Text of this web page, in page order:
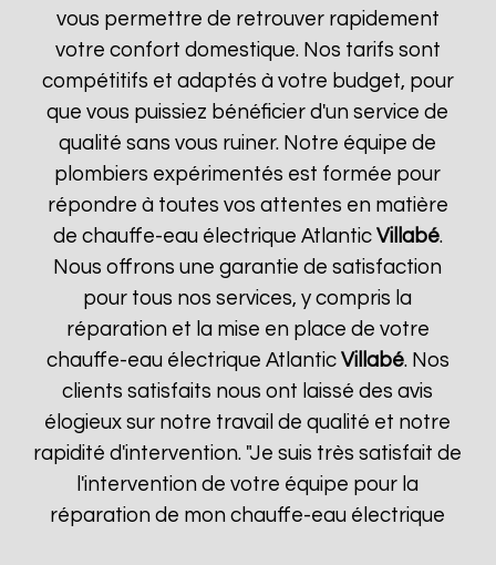
vous permettre de retrouver rapidement
votre confort domestique. Nos tarifs sont
compétitifs et adaptés à votre budget, pour
que vous puissiez bénéficier d'un service de
qualité sans vous ruiner. Notre équipe de
plombiers expérimentés est formée pour
répondre à toutes vos attentes en matière
de chauffe-eau électrique Atlantic Villabé.
Nous offrons une garantie de satisfaction
pour tous nos services, y compris la
réparation et la mise en place de votre
chauffe-eau électrique Atlantic Villabé. Nos
clients satisfaits nous ont laissé des avis
élogieux sur notre travail de qualité et notre
rapidité d'intervention. "Je suis très satisfait de
l'intervention de votre équipe pour la
réparation de mon chauffe-eau électrique